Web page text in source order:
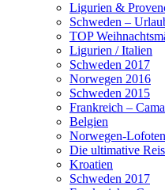
Ligurien &
Schweden –
TOP
Ligurien / Italien
Schweden 2017
Norwegen 2016
Schweden 2015
Frankreich –
Belgien
Norwegen-
Die ultimative
Kroatien
Schweden 2017